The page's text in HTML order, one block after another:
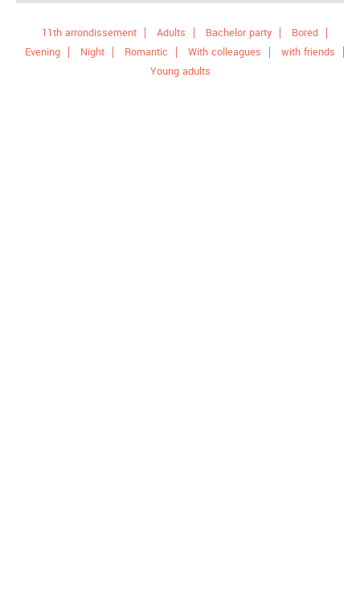
11th arrondissement Adults Bachelor party
Bored
Evening
Night Romantic With colleagues
with friends
Young adults